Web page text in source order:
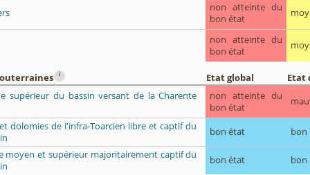
non atteinte du
bon état
non atteinte du
bon état
i Etat global
Etat
supérieur du bassin versant de la Charente
non atteinte du
bon état
et dolomies de l'infra-Toarcien libre et captif du
bon état
bon
moyen et supérieur majoritairement captif du
bon état bon